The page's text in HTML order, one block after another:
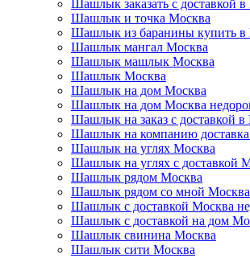
Шашлык заказать с доставкой
Шашлык и точка Москва
Шашлык из баранины купить в
Шашлык мангал Москва
Шашлык машлык Москва
Шашлык Москва
Шашлык на дом Москва
Шашлык на дом Москва
Шашлык на заказ с доставкой
Шашлык на компанию
Шашлык на углях Москва
Шашлык на углях с доставкой
Шашлык рядом Москва
Шашлык рядом со мной Москва
Шашлык с доставкой Москва
Шашлык с доставкой на дом
Шашлык свинина Москва
Шашлык сити Москва